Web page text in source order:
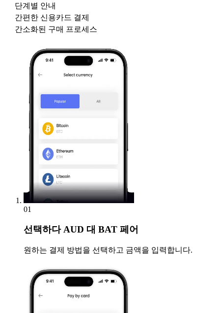
단계별 안내
간편한 신용카드 결제
간소화된 구매 프로세스
01
선택하다AUD 대 BAT 페어
원하는 결제 방법을 선택하고 금액을 입력합니다.